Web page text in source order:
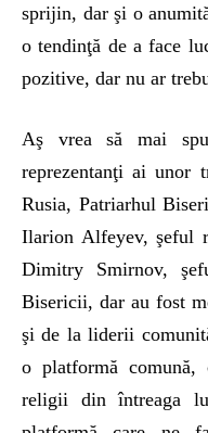
sprijin, dar şi o
o tendinţă de a face
pozitive, dar nu ar
Aş vrea să mai
reprezentanţi ai unor
Rusia, Patriarhul
Ilarion Alfeyev, şeful
Dimitry Smirnov,
Bisericii, dar au fost
şi de la liderii
o platformă comună,
religii din întreaga